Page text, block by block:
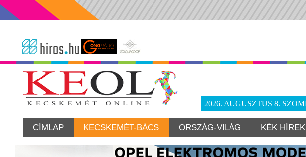
2026. AUGUSZTUS 8.
CÍMLAP KECSKEMÉT-BÁCS ORSZÁG-VILÁG KÉK HÍREK